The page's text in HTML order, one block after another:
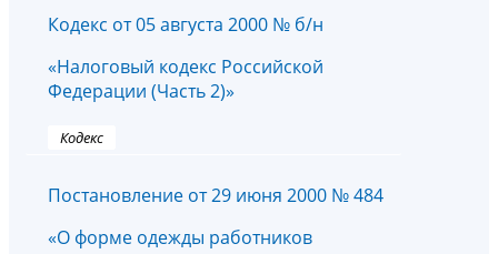
Кодекс от 05 августа 2000 № б/н
«Налоговый кодекс Российской
Федерации (Часть 2)»
Кодекс
Постановление от 29 июня 2000 № 484
«О форме одежды работников